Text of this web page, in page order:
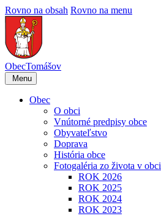
Rovno na obsah Rovno na menu
ObecTomášov
Menu
Obec
O obci
Vnútorné predpisy obce
Obyvateľstvo
Doprava
História obce
Fotogaléria zo života v obci
ROK 2026
ROK 2025
ROK 2024
ROK 2023